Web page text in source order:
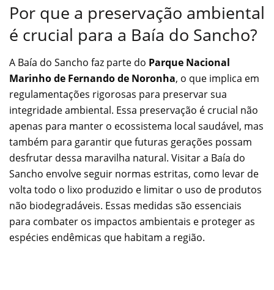
Por que a preservação ambiental
é crucial para a Baía do Sancho?
A Baía do Sancho faz parte do Parque Nacional
Marinho de Fernando de Noronha, o que implica em
regulamentações rigorosas para preservar sua
integridade ambiental. Essa preservação é crucial não
apenas para manter o ecossistema local saudável, mas
também para garantir que futuras gerações possam
desfrutar dessa maravilha natural. Visitar a Baía do
Sancho envolve seguir normas estritas, como levar de
volta todo o lixo produzido e limitar o uso de produtos
não biodegradáveis. Essas medidas são essenciais
para combater os impactos ambientais e proteger as
espécies endêmicas que habitam a região.